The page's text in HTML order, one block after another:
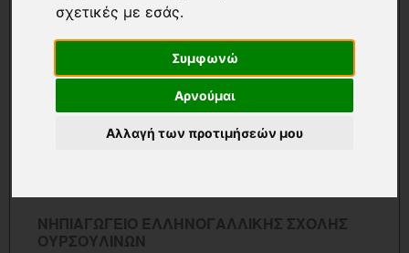
σχετικές με εσάς.
Συμφωνώ
Αρνούμαι
Αλλαγή των προτιμήσεών μου
NHΠΙΑΓΩΓΕΙΟ ΕΛΛΗΝΟΓΑΛΛΙΚΗΣ ΣΧΟΛΗΣ
ΟΥΡΣΟΥΛΙΝΩΝ